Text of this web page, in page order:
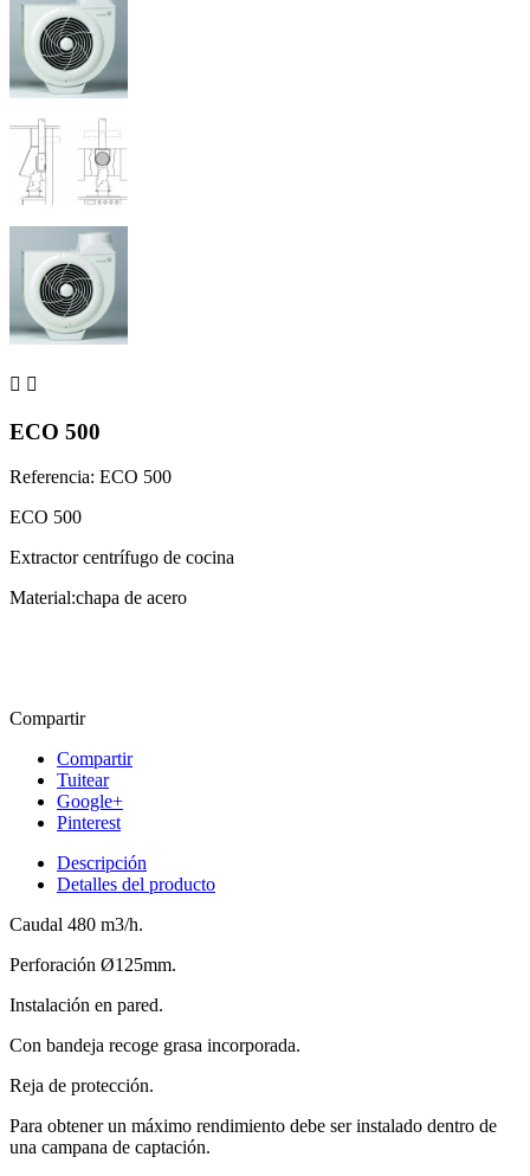
 
ECO 500
Referencia: ECO 500
ECO 500
Extractor centrífugo de cocina
Material:chapa de acero
Compartir
Compartir
Tuitear
Google+
Pinterest
Descripción
Detalles del producto
Caudal 480 m3/h.
Perforación Ø125mm.
Instalación en pared.
Con bandeja recoge grasa incorporada.
Reja de protección.
Para obtener un máximo rendimiento debe ser instalado dentro de
una campana de captación.